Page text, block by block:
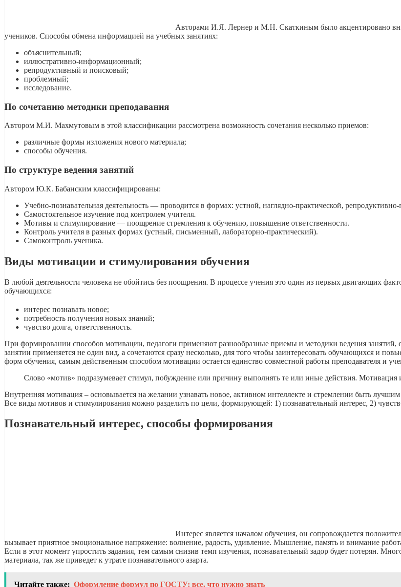
Авторами И.Я. Лернер и М.Н. Скаткиным было акцентировано
учеников. Способы обмена информацией на учебных занятиях:
объяснительный;
иллюстративно-информационный;
репродуктивный и поисковый;
проблемный;
исследование.
По сочетанию методики преподавания
Автором М.И. Махмутовым в этой классификации рассмотрена возможность сочетания несколько приемов:
различные формы изложения нового материала;
способы обучения.
По структуре ведения занятий
Автором Ю.К. Бабанским классифицированы:
Учебно-познавательная деятельность — проводится в формах: устной, наглядно-практической,
Самостоятельное изучение под контролем учителя.
Мотивы и стимулирование — поощрение стремления к обучению, повышение ответственности.
Контроль учителя в разных формах (устный, письменный, лабораторно-практический).
Самоконтроль ученика.
Виды мотивации и стимулирования обучения
В любой деятельности человека не обойтись без поощрения. В процессе учения это один из первых двигающих
обучающихся:
интерес познавать новое;
потребность получения новых знаний;
чувство долга, ответственность.
При формировании способов мотивации, педагоги применяют разнообразные приемы и методики ведения
занятии применяется не один вид, а сочетаются сразу несколько, для того чтобы заинтересовать обучающихся и
форм обучения, самым действенным способом мотивации остается единство совместной работы преподавателя и
Слово «мотив» подразумевает стимул, побуждение или причину выполнять те или иные действия.
Внутренняя мотивация – основывается на желании узнавать новое, активном интеллекте и стремлении быть
Все виды мотивов и стимулирования можно разделить по цели, формирующей: 1) познавательный интерес, 2)
Познавательный интерес, способы формирования
Интерес является началом обучения, он сопровождается
вызывает приятное эмоциональное напряжение: волнение, радость, удивление. Мышление, память и внимание
Если в этот момент упростить задания, тем самым снизив темп изучения, познавательный задор будет потерян.
материала, так же приведет к утрате познавательного азарта.
Читайте также: Оформление формул по ГОСТУ: все, что нужно знать